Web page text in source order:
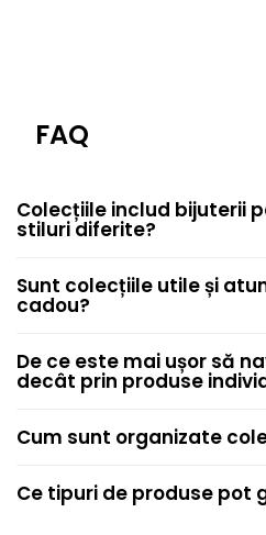
FAQ
Colecțiile includ bijuterii
stiluri diferite?
Sunt colecțiile utile și
cadou?
De ce este mai ușor să
decât prin produse
Cum sunt organizate
Ce tipuri de produse pot